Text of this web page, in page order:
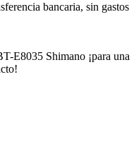
bancaria, sin gastos
E8035 Shimano ¡para una